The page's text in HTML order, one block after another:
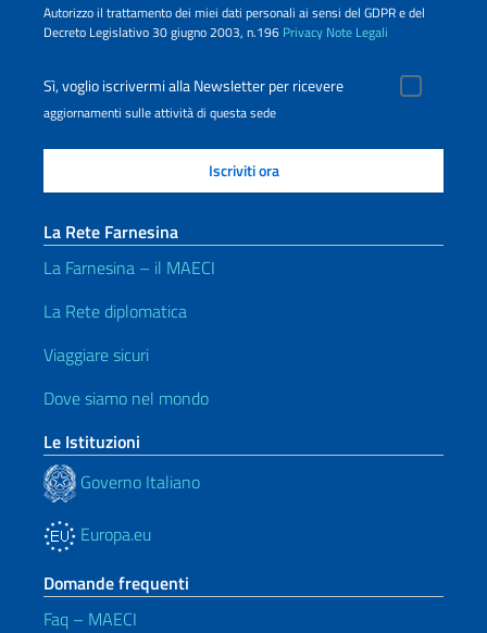
Autorizzo il trattamento dei miei dati personali ai sensi del GDPR e del
Decreto Legislativo 30 giugno 2003, n.196 Privacy Note Legali
Sì, voglio iscrivermi alla Newsletter per ricevere
aggiornamenti sulle attività di questa sede
La Rete Farnesina
La Farnesina – il MAECI
La Rete diplomatica
Viaggiare sicuri
Dove siamo nel mondo
Le Istituzioni
Governo Italiano
Europa.eu
Domande frequenti
Faq – MAECI